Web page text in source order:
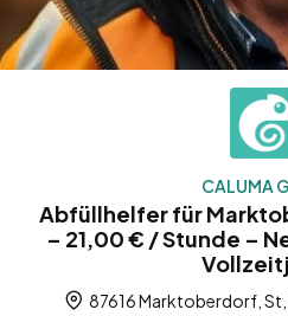
CALUMA
Abfüllhelfer für
– 21,00 € / Stunde –
87616 Marktoberdorf,